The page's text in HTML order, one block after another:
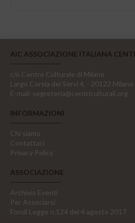
AIC ASSOCIAZIONE ITALIANA
c/o Centro Culturale di Milano
Largo Corsia dei Servi 4, - 20122 Milano
E-mail: segreteria@centriculturali.org
INFORMAZIONI
Chi siamo
Contattaci
Privacy Policy
ASSOCIAZIONE
Archivio Eventi
Per Associarsi
Fondi Legge n.124 del 4 agosto 2017